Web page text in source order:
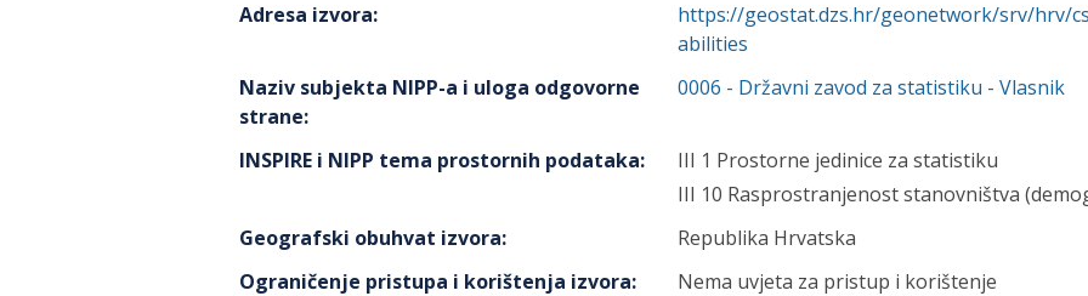
Adresa izvora:
https://geostat.dzs.hr/geonetwork/srv/hrv/
abilities
Naziv subjekta NIPP-a i uloga odgovorne
strane:
0006 - Državni zavod za statistiku - Vlasnik
INSPIRE i NIPP tema prostornih podataka:
III 1 Prostorne jedinice za statistiku
III 10 Rasprostranjenost stanovništva
Geografski obuhvat izvora:
Republika Hrvatska
Ograničenje pristupa i korištenja izvora:
Nema uvjeta za pristup i korištenje